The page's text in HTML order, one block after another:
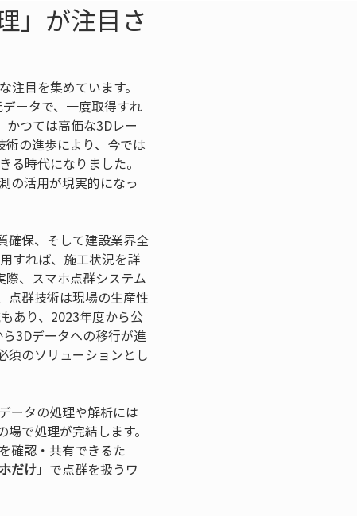
」が注目さ
目を集めています。
ータで、一度取得すれ
つては高価な3Dレー
の進歩により、今では
時代になりました。
の活用が現実的になっ
確保、そして建設業界全
すれば、施工状況を詳
、スマホ点群システム
点群技術は現場の生産性
あり、2023年度から公
3Dデータへの移行が進
須のソリューションとし
ータの処理や解析には
で処理が完結します。
確認・共有できるた
だけ」 で点群を扱うワ